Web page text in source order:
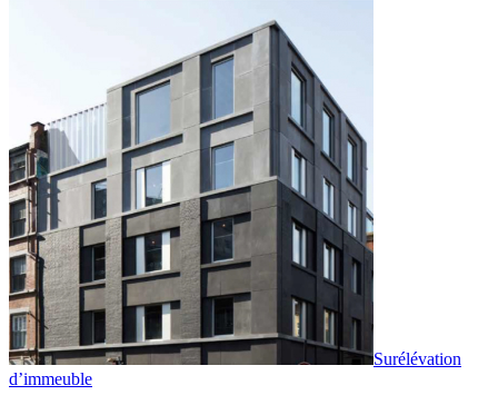
Surélévation
d’immeuble